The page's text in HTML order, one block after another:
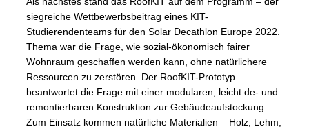
siegreiche Wettbewerbsbeitrag eines KIT-
Studierendenteams für den Solar Decathlon Europe 2022.
Thema war die Frage, wie sozial-ökonomisch fairer
Wohnraum geschaffen werden kann, ohne natürlichere
Ressourcen zu zerstören. Der RoofKIT-Prototyp
beantwortet die Frage mit einer modularen, leicht de- und
remontierbaren Konstruktion zur Gebäudeaufstockung.
Zum Einsatz kommen natürliche Materialien – Holz, Lehm,